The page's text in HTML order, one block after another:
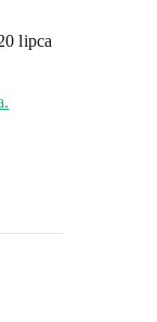
lipca